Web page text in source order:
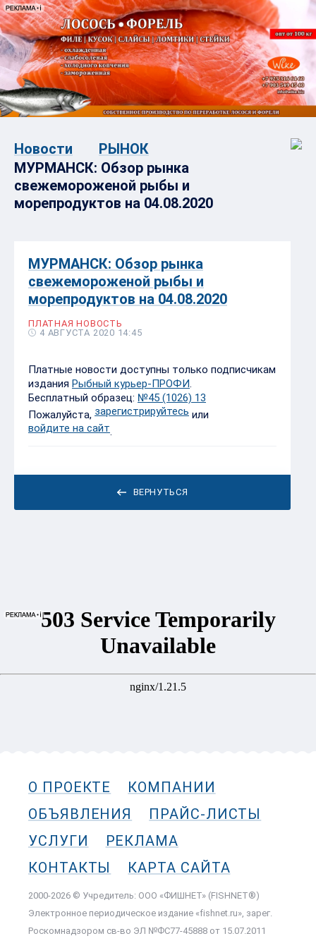
Новости
РЫНОК
МУРМАНСК: Обзор рынка
свежемороженой рыбы и
морепродуктов на 04.08.2020
МУРМАНСК: Обзор рынка
свежемороженой рыбы и
морепродуктов на 04.08.2020
ПЛАТНАЯ НОВОСТЬ
4 АВГУСТА 2020 14:45
Платные новости доступны только подписчикам
издания Рыбный курьер-ПРОФИ.
Бесплатный образец: №45 (1026) 13
Пожалуйста, зарегистрируйтесь или
войдите на сайт.
ВЕРНУТЬСЯ
О ПРОЕКТЕ
КОМПАНИИ
ОБЪЯВЛЕНИЯ
ПРАЙС-ЛИСТЫ
УСЛУГИ
РЕКЛАМА
КОНТАКТЫ
КАРТА САЙТА
2000-2026 © Учредитель: ООО «ФИШНЕТ» (FISHNET®)
Электронное периодическое издание «fishnet.ru», зарег.
Роскомнадзором cв-во ЭЛ №ФС77-45888 от 15.07.2011